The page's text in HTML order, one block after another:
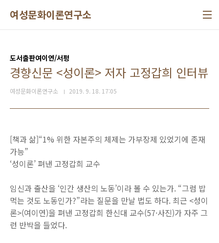
여성문화이론연구소
도서출판여이연/서평
경향신문 <성이론> 저자 고정갑희 인터뷰
여성문화이론연구소 2019. 9. 18. 17:05
[책과 삶]“1% 위한 자본주의 체제는 가부장제 있었기에 존재
가능”
‘성이론’ 펴낸 고정갑희 교수
임신과 출산을 ‘인간 생산의 노동’이라 볼 수 있는가. “그럼 밥
먹는 것도 노동인가?”라는 질문을 만날 법도 하다. 최근 <성이
론>(여이연)을 펴낸 고정갑희 한신대 교수(57·사진)가 자주 그
런 반박을 들었다.